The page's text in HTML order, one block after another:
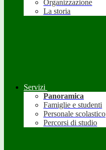
Organizzazione
La storia
Servizi
Panoramica
Famiglie e studenti
Personale scolastico
Percorsi di studio